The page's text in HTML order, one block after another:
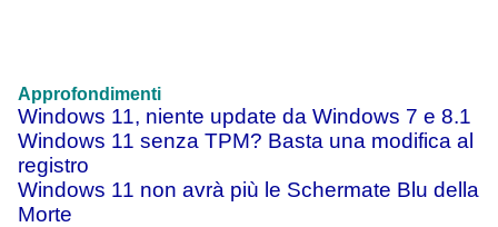
Approfondimenti
Windows 11, niente update da Windows 7 e 8.1
Windows 11 senza TPM? Basta una modifica al
registro
Windows 11 non avrà più le Schermate Blu della
Morte